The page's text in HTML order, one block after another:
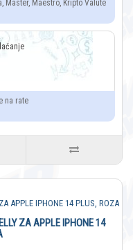
Master, Maestro, Kripto Valute
na rate
ZA APPLE IPHONE 14